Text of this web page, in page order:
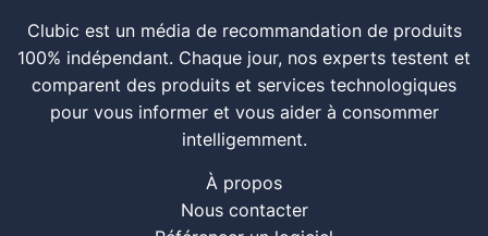
Clubic est un média de recommandation de produits
100% indépendant. Chaque jour, nos experts testent et
comparent des produits et services technologiques
pour vous informer et vous aider à consommer
intelligemment.
À propos
Nous contacter